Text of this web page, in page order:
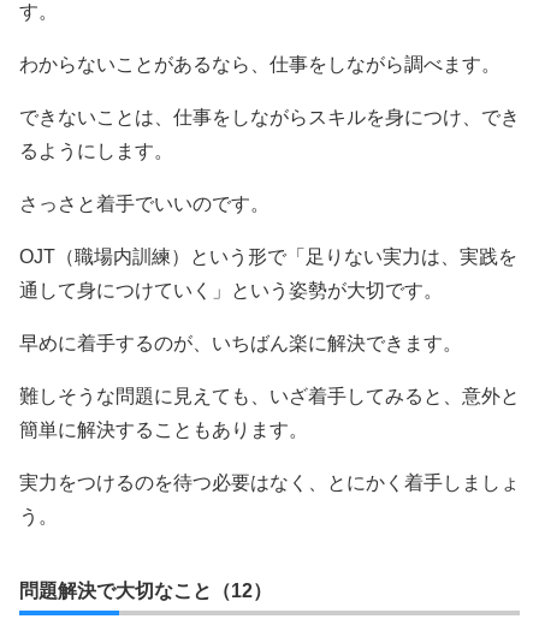
す。
わからないことがあるなら、仕事をしながら調べます。
できないことは、仕事をしながらスキルを身につけ、でき
るようにします。
さっさと着手でいいのです。
OJT（職場内訓練）という形で「足りない実力は、実践を
通して身につけていく」という姿勢が大切です。
早めに着手するのが、いちばん楽に解決できます。
難しそうな問題に見えても、いざ着手してみると、意外と
簡単に解決することもあります。
実力をつけるのを待つ必要はなく、とにかく着手しましょ
う。
問題解決で大切なこと（12）